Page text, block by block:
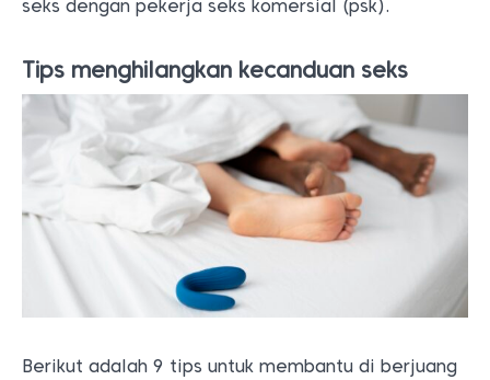
seks dengan pekerja seks komersial (psk).
Tips menghilangkan kecanduan seks
Berikut adalah 9 tips untuk membantu di berjuang